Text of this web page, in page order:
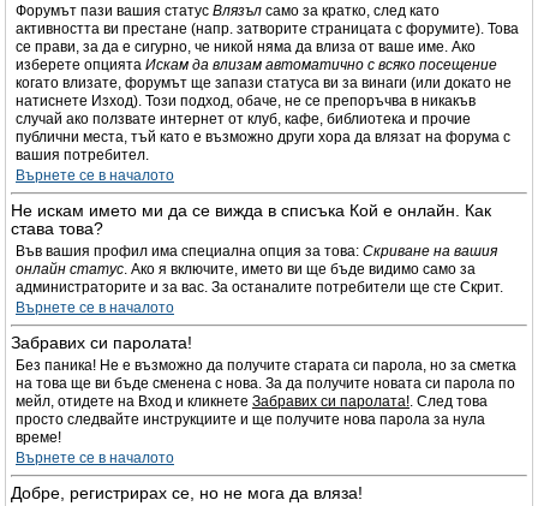
Форумът пази вашия статус Влязъл само за кратко, след като
активността ви престане (напр. затворите страницата с форумите). Това
се прави, за да е сигурно, че никой няма да влиза от ваше име. Ако
изберете опцията Искам да влизам автоматично с всяко посещение
когато влизате, форумът ще запази статуса ви за винаги (или докато не
натиснете Изход). Този подход, обаче, не се препоръчва в никакъв
случай ако ползвате интернет от клуб, кафе, библиотека и прочие
публични места, тъй като е възможно други хора да влязат на форума с
вашия потребител.
Върнете се в началото
Не искам името ми да се вижда в списъка Кой е онлайн. Как
става това?
Във вашия профил има специална опция за това: Скриване на вашия
онлайн статус. Ако я включите, името ви ще бъде видимо само за
администраторите и за вас. За останалите потребители ще сте Скрит.
Върнете се в началото
Забравих си паролата!
Без паника! Не е възможно да получите старата си парола, но за сметка
на това ще ви бъде сменена с нова. За да получите новата си парола по
мейл, отидете на Вход и кликнете Забравих си паролата!. След това
просто следвайте инструкциите и ще получите нова парола за нула
време!
Върнете се в началото
Добре, регистрирах се, но не мога да вляза!